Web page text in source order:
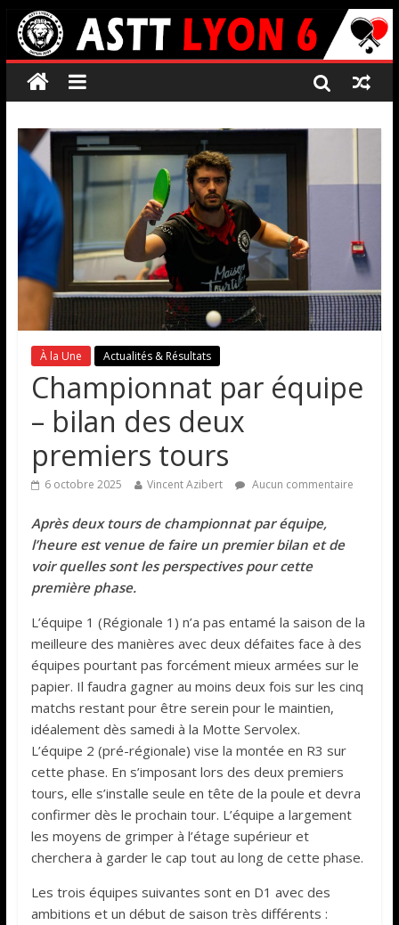
À la Une Actualités & Résultats
Championnat par équipe
– bilan des deux
premiers tours
6 octobre 2025 Vincent Azibert Aucun commentaire
Après deux tours de championnat par équipe,
l’heure est venue de faire un premier bilan et de
voir quelles sont les perspectives pour cette
première phase.
L’équipe 1 (Régionale 1) n’a pas entamé la saison de la
meilleure des manières avec deux défaites face à des
équipes pourtant pas forcément mieux armées sur le
papier. Il faudra gagner au moins deux fois sur les cinq
matchs restant pour être serein pour le maintien,
idéalement dès samedi à la Motte Servolex.
L’équipe 2 (pré-régionale) vise la montée en R3 sur
cette phase. En s’imposant lors des deux premiers
tours, elle s’installe seule en tête de la poule et devra
confirmer dès le prochain tour. L’équipe a largement
les moyens de grimper à l’étage supérieur et
cherchera à garder le cap tout au long de cette phase.
Les trois équipes suivantes sont en D1 avec des
ambitions et un début de saison très différents :